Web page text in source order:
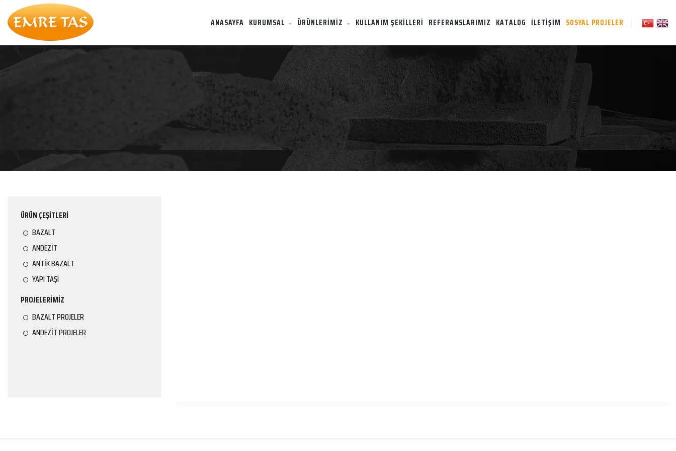
ANASAYFA KURUMSAL ÜRÜNLERİMİZ KULLANIM ŞEKİLLERİ REFERANSLARIMIZ KATALOG İLETİŞİM SOSYAL PROJELER
ÜRÜN ÇEŞİTLERİ
BAZALT
ANDEZİT
ANTİK BAZALT
YAPI TAŞI
PROJELERİMİZ
BAZALT PROJELER
ANDEZİT PROJELER